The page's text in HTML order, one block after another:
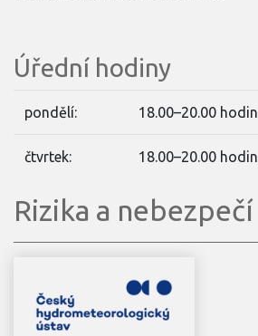
Úřední hodiny
pondělí: 18.00–20.00 hodin
čtvrtek: 18.00–20.00 hodin
Rizika a nebezpečí